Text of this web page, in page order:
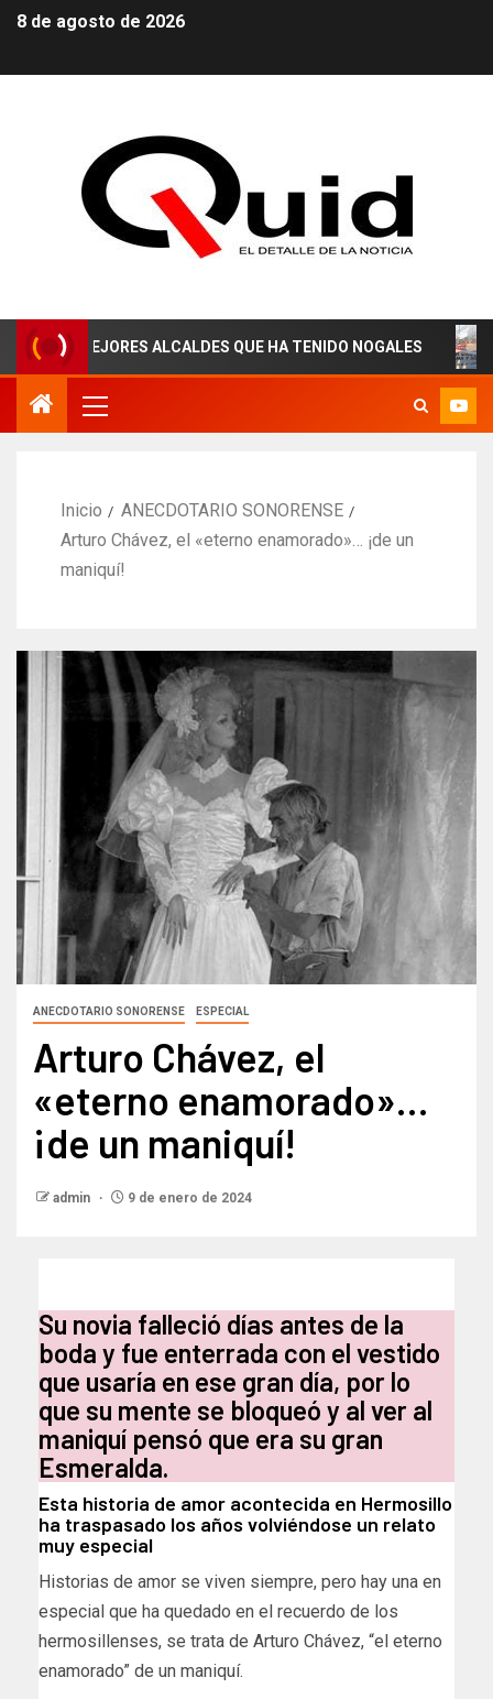
8 de agosto de 2026
ALCALDES QUE HA TENIDO NOGALES
Inicio
ANECDOTARIO SONORENSE
Arturo Chávez, el «eterno enamorado»… ¡de un
maniquí!
ANECDOTARIO SONORENSE ESPECIAL
Arturo Chávez, el
«eterno enamorado»…
¡de un maniquí!
admin 9 de enero de 2024
Su novia falleció días antes de la
boda y fue enterrada con el vestido
que usaría en ese gran día, por lo
que su mente se bloqueó y al ver al
maniquí pensó que era su gran
Esmeralda.
Esta historia de amor acontecida en Hermosillo
ha traspasado los años volviéndose un relato
muy especial
Historias de amor se viven siempre, pero hay una en
especial que ha quedado en el recuerdo de los
hermosillenses, se trata de Arturo Chávez, “el eterno
enamorado” de un maniquí.